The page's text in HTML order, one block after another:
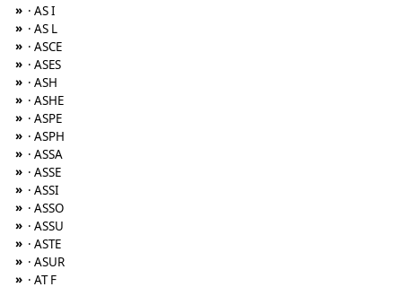
» · AS I
» · AS L
» · ASCE
» · ASES
» · ASH
» · ASHE
» · ASPE
» · ASPH
» · ASSA
» · ASSE
» · ASSI
» · ASSO
» · ASSU
» · ASTE
» · ASUR
» · AT F